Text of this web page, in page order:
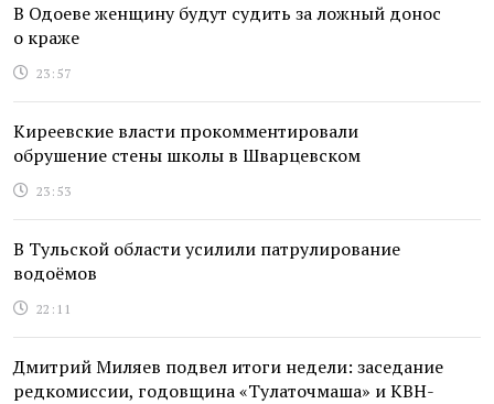
В Одоеве женщину будут судить за ложный донос
о краже
23:57
Киреевские власти прокомментировали
обрушение стены школы в Шварцевском
23:53
В Тульской области усилили патрулирование
водоёмов
22:11
Дмитрий Миляев подвел итоги недели: заседание
редкомиссии, годовщина «Тулаточмаша» и КВН-